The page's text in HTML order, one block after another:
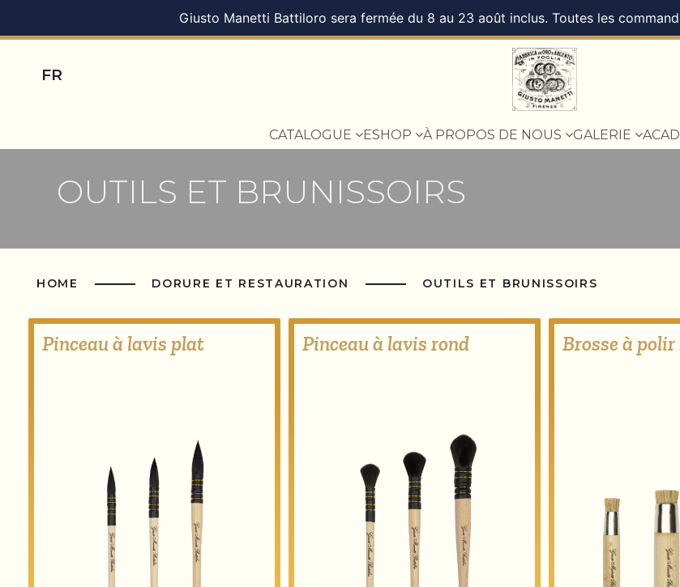
Giusto Manetti Battiloro sera fermée du 8 au 23 août inclus. Toutes les
FR
CATALOGUE ESHOP À PROPOS DE NOUS GALERIE
OUTILS ET BRUNISSOIRS
HOME DORURE ET RESTAURATION OUTILS ET BRUNISSOIRS
Pinceau à lavis plat Pinceau à lavis rond Brosse à polir